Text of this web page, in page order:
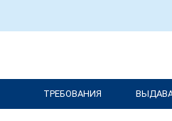
ТРЕБОВАНИЯ